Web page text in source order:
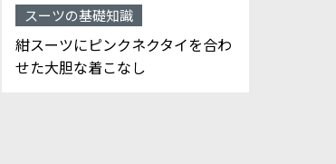
スーツの基礎知識
紺スーツにピンクネクタイを合わ
せた大胆な着こなし